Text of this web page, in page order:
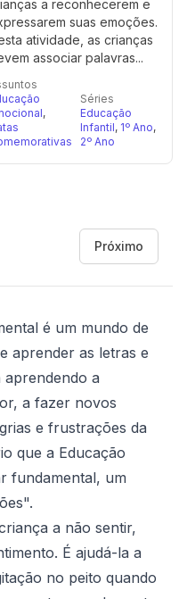
a reconhecerem e
suas emoções.
atividade, as crianças
associar palavras...
,
Séries
Educação
Infantil, 1º Ano,
2º Ano
Próximo
é um mundo de
aprender as letras e
a
a fazer novos
e frustrações da
que a Educação
fundamental, um
a não sentir,
É ajudá-la a
no peito quando